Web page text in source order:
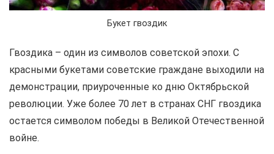
Букет гвоздик
Гвоздика – один из символов советской эпохи. С
красными букетами советские граждане выходили на
демонстрации, приуроченные ко дню Октябрьской
революции. Уже более 70 лет в странах СНГ гвоздика
остается символом победы в Великой Отечественной
войне.